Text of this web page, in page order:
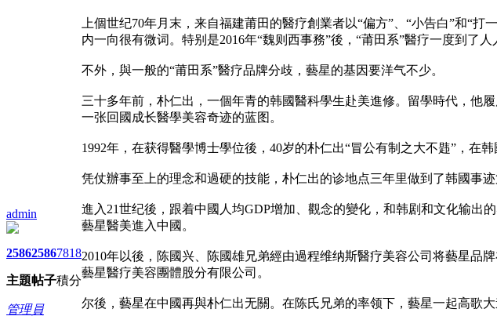
admin
2586
主題
2586
帖子
7818
積分
管理員
上個世纪70年月末，来自福建莆田的醫疗創業者以“偏方”、“小告白”和“
内一向很有微词。特别是2016年“魏则西事務”後，“莆田系”醫疗一度到了人
不外，與一般的“莆田系”醫疗品牌分歧，藝星的基因要洋气不少。
三十多年前，朴仁出，一個年青的韩國醫科學生赴美進修。留學時代，他
一张回國成长醫學美容奇迹的蓝图。
1992年，在获得醫學博士學位後，40岁的朴仁出“冒公有制之大不韪”，在
凭仗辦事至上的理念和過硬的技能，朴仁出的诊地点三年里做到了韩國事
進入21世纪後，跟着中國人均GDP增加、觀念的變化，和韩剧和文化输出
藝星醫美進入中國。
2010年以後，陈國兴、陈國雄兄弟經由過程维纳斯醫疗美容公司将藝星品
藝星醫疗美容團體股分有限公司。
尔後，藝星在中國再與朴仁出无關。在陈氏兄弟的率领下，藝星一起高歌大